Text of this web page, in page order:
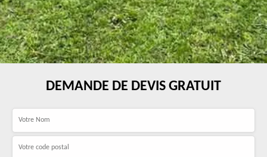
DEMANDE DE DEVIS GRATUIT